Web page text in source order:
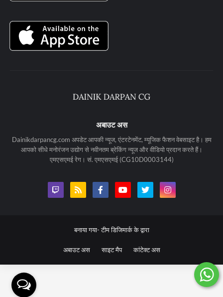
अबाउट अस
Dainikdarpancg.com अपडेट आपकी न्यूज, एंटरटेनमेंट, म्यूजिक फैशन वेबसाइट है। हम
आपको सीधे मनोरंजन उद्योग से नवीनतम ब्रेकिंग न्यूज और वीडियो प्रदान करते हैं।
एमएसएमई रेग। सं. एमएसएमई (CG10D0003144)
बनाया गया-टीम डिजिमार्क के द्वारा
अबाउट अस साइट मैप कांटेक्ट अस